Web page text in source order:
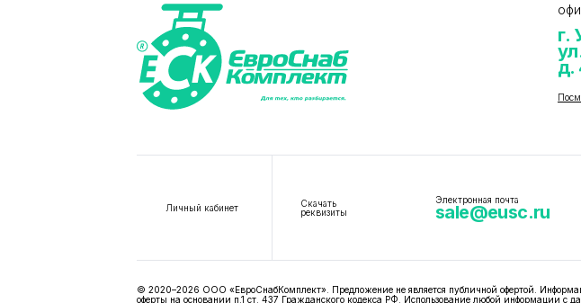
г.
д.
Личный кабинет
Скачать
реквизиты
Электронная почта
sale@eusc.ru
© 2020–2026 ООО «ЕвроСнабКомплект». Предложение не является публичной офертой.
оферты на основании п.1 ст. 437 Гражданского кодекса РФ. Использование любой информации с